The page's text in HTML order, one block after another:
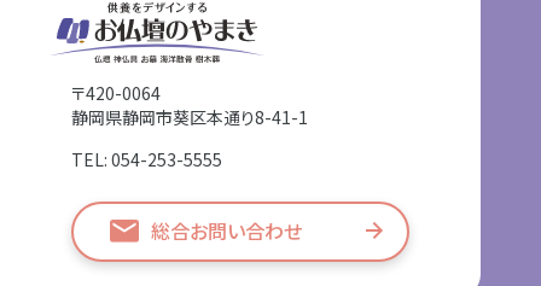
〒420-0064
静岡県静岡市葵区本通り8-41-1
TEL: 054-253-5555
総合お問い合わせ